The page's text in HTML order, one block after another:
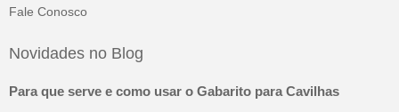
Fale Conosco
Novidades no Blog
Para que serve e como usar o Gabarito para Cavilhas